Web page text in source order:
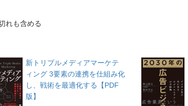
れも含める
新トリプルメディアマーケテ
ィング 3要素の連携を仕組み化
し、戦術を最適化する【PDF
版】